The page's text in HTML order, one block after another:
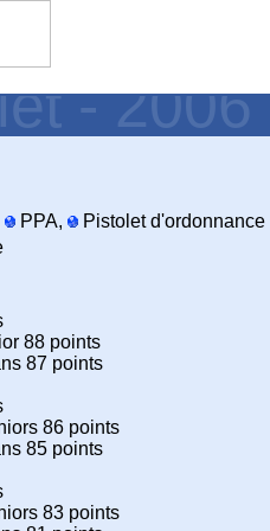
- 2006
PPA,
Pistolet d'ordonnance
88 points
87 points
86 points
85 points
83 points